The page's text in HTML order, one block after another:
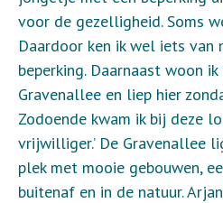
voor de gezelligheid. Soms
Daardoor ken ik wel iets van
beperking. Daarnaast woon
Gravenallee en liep hier
Zodoende kwam ik bij deze
vrijwilliger.’ De Gravenallee
plek met mooie gebouwen,
buitenaf en in de natuur.